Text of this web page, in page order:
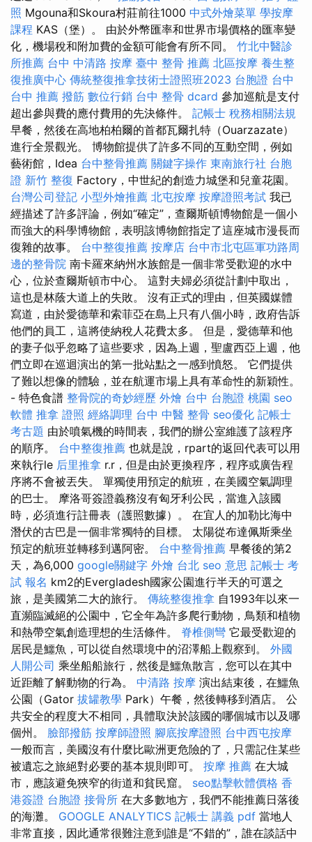
照 Mgouna和Skoura村莊前往1000 中式外燴菜單 學按摩
課程 KAS（堡）。 由於外幣匯率和世界市場價格的匯率變
化，機場稅和附加費的金額可能會有所不同。 竹北中醫診
所推薦 台中 中清路 按摩 臺中 整骨 推薦 北區按摩 養生整
復推廣中心 傳統整復推拿技術士證照班2023 台胞證 台中
台中 推薦 撥筋 數位行銷 台中 整骨 dcard 參加巡航是支付
超出參與費的應付費用的先決條件。 記帳士 稅務相關法規
早餐，然後在高地柏柏爾的首都瓦爾扎特（Ouarzazate）
進行全景觀光。 博物館提供了許多不同的互動空間，例如
藝術館，Idea 台中整骨推薦 關鍵字操作 東南旅行社 台胞
證 新竹 整復 Factory，中世紀的創造力城堡和兒童花園。
台灣公司登記 小型外燴推薦 北屯按摩 按摩證照考試 我已
經描述了許多評論，例如“確定”，查爾斯頓博物館是一個小
而強大的科學博物館，表明該博物館指定了這座城市漫長而
復雜的故事。 台中整復推薦 按摩店 台中市北屯區軍功路周
邊的整骨院 南卡羅來納州水族館是一個非常受歡迎的水中
心，位於查爾斯頓市中心。 這對夫婦必須從計劃中取出，
這也是林蔭大道上的失敗。 沒有正式的理由，但英國媒體
寫道，由於愛德華和索菲亞在島上只有八個小時，政府告訴
他們的員工，這將使納稅人花費太多。 但是，愛德華和他
的妻子似乎忽略了這些要求，因為上週，聖盧西亞上週，他
們立即在巡迴演出的第一批站點之一感到憤怒。 它們提供
了難以想像的體驗，並在航運市場上具有革命性的新穎性。
- 特色食譜 整骨院的奇妙經歷 外燴 台中 台胞證 桃園 seo
軟體 推拿 證照 經絡調理 台中 中醫 整骨 seo優化 記帳士
考古題 由於噴氣機的時間表，我們的辦公室維護了該程序
的順序。 台中整復推薦 也就是說，rpart的返回代表可以用
來執行le 后里推拿 r.r，但是由於更換程序，程序或廣告程
序將不會被丟失。 單獨使用預定的航班，在美國空氣調理
的巴士。 摩洛哥簽證義務沒有匈牙利公民，當進入該國
時，必須進行註冊表（護照數據）。 在宜人的加勒比海中
潛伏的古巴是一個非常獨特的目標。 太陽從布達佩斯乘坐
預定的航班並轉移到邁阿密。 台中整骨推薦 早餐後的第2
天，為6,000 google關鍵字 外燴 台北 seo 意思 記帳士 考
試 報名 km2的Evergladesh國家公園進行半天的可選之
旅，是美國第二大的旅行。 傳統整復推拿 自1993年以來一
直瀕臨滅絕的公園中，它全年為許多爬行動物，鳥類和植物
和熱帶空氣創造理想的生活條件。 脊椎側彎 它最受歡迎的
居民是鱷魚，可以從自然環境中的沼澤船上觀察到。 外國
人開公司 乘坐船船旅行，然後是鱷魚散言，您可以在其中
近距離了解動物的行為。 中清路 按摩 演出結束後，在鱷魚
公園（Gator 拔罐教學 Park）午餐，然後轉移到酒店。 公
共安全的程度大不相同，具體取決於該國的哪個城市以及哪
個州。 臉部撥筋 按摩師證照 腳底按摩證照 台中西屯按摩
一般而言，美國沒有什麼比歐洲更危險的了，只需記住某些
被遺忘之旅絕對必要的基本規則即可。 按摩 推薦 在大城
市，應該避免狹窄的街道和貧民窟。 seo點擊軟體價格 香
港簽證 台胞證 接骨所 在大多數地方，我們不能推薦日落後
的海灘。 GOOGLE ANALYTICS 記帳士 講義 pdf 當地人
非常直接，因此通常很難注意到誰是“不錯的”，誰在談話中